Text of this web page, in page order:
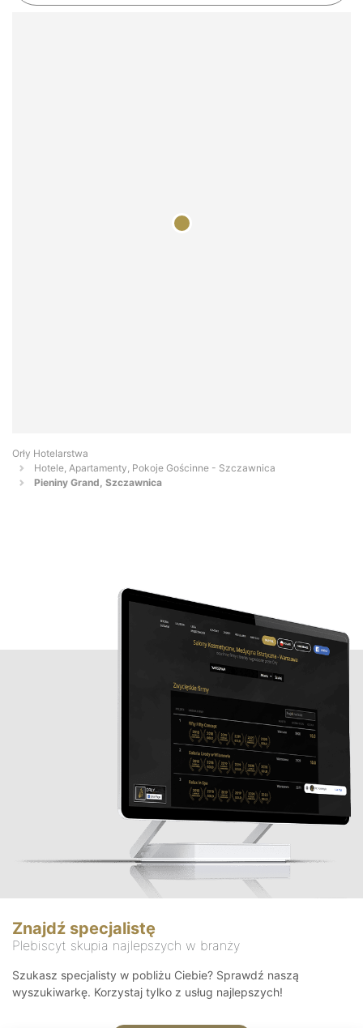
Orły Hotelarstwa
Hotele, Apartamenty, Pokoje Gościnne - Szczawnica
Pieniny Grand, Szczawnica
Znajdź specjalistę
Plebiscyt skupia najlepszych w branży
Szukasz specjalisty w pobliżu Ciebie? Sprawdź naszą
wyszukiwarkę. Korzystaj tylko z usług najlepszych!